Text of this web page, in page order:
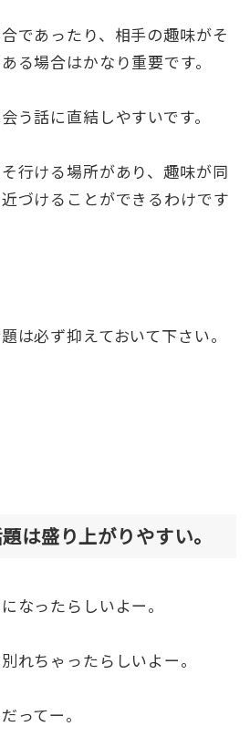
であったり、相手の趣味がそ
る場合はかなり重要です。
う話に直結しやすいです。
行ける場所があり、趣味が同
づけることができるわけです
は必ず抑えておいて下さい。
は盛り上がりやすい。
ったらしいよー。
ちゃったらしいよー。
てー。